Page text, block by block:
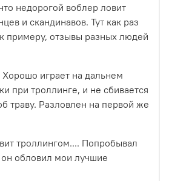
недорогой воблер ловит
и скандинавов. Тут как раз
примеру, отзывы разных людей
играет на дальнем
при троллинге, и не сбивается
траву. Разловлен на первой же
троллингом.... Попробывал
он обловил мои лучшие